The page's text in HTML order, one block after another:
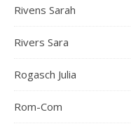
Rivens Sarah
Rivers Sara
Rogasch Julia
Rom-Com